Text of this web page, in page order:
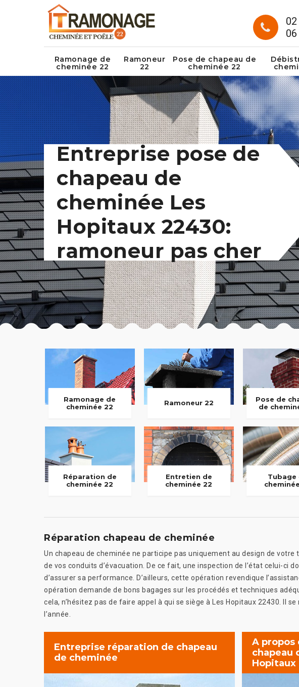
Ramonage de
cheminée 22
Ramoneur
22
Pose de chapeau de
cheminée 22
Entreprise pose de
chapeau de
cheminée Les
Hopitaux 22430:
ramoneur pas cher
Ramonage de
cheminée 22
Ramoneur 22
Pose de
de
Réparation de
cheminée 22
Entretien de
cheminée 22
Tubage
Réparation chapeau de cheminée
Un chapeau de cheminée ne participe pas uniquement au design de
de vos conduits d’évacuation. De ce fait, une inspection de l’état celui-ci
d’assurer sa performance. D’ailleurs, cette opération revendique
opération demande de bons bagages sur les procédés et techniques
cela, n’hésitez pas de faire appel à qui se siège à Les Hopitaux 22430. Il
l’année.
Entreprise réparation de chapeau
de cheminée
A propos
chapeau
Hopitaux